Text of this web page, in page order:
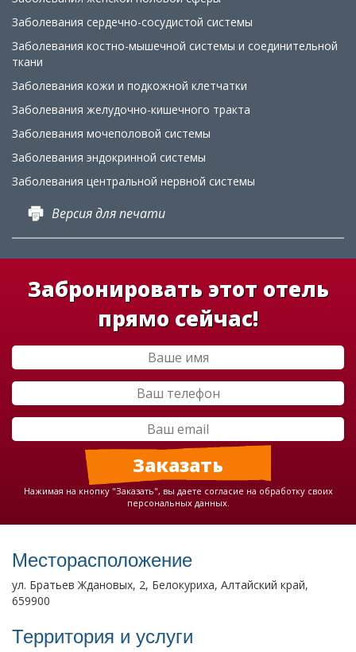
Заболевания сердечно-сосудистой системы
Заболевания костно-мышечной системы и соединительной
ткани
Заболевания кожи и подкожной клетчатки
Заболевания желудочно-кишечного тракта
Заболевания мочеполовой системы
Заболевания эндокринной системы
Заболевания центральной нервной системы
Версия для печати
Забронировать этот отель
прямо сейчас!
Нажимая на кнопку "Заказать", вы даете согласие на обработку своих
персональных данных.
Месторасположение
ул. Братьев Ждановых, 2, Белокуриха, Алтайский край,
659900
Территория и услуги